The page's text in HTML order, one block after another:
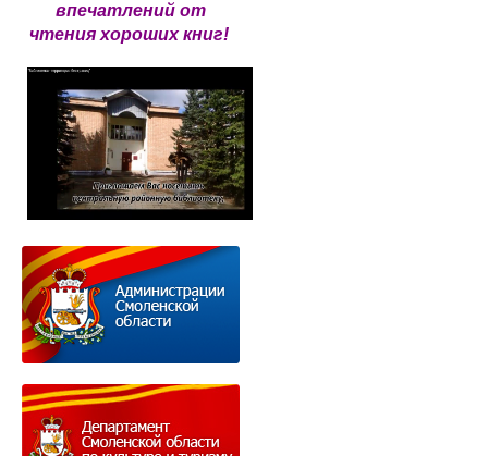
впечатлений от
чтения хороших книг!